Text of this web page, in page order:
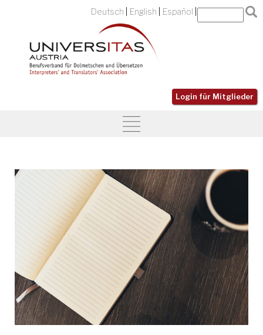
Deutsch English Español
Login für Mitglieder